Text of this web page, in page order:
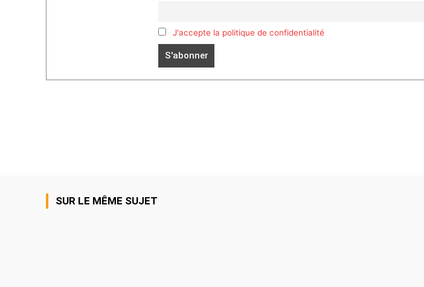
J'accepte la politique de confidentialité
SUR LE MÊME SUJET